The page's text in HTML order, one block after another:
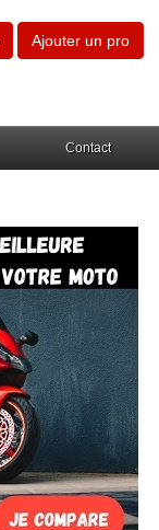
Ajouter un pro
Contact